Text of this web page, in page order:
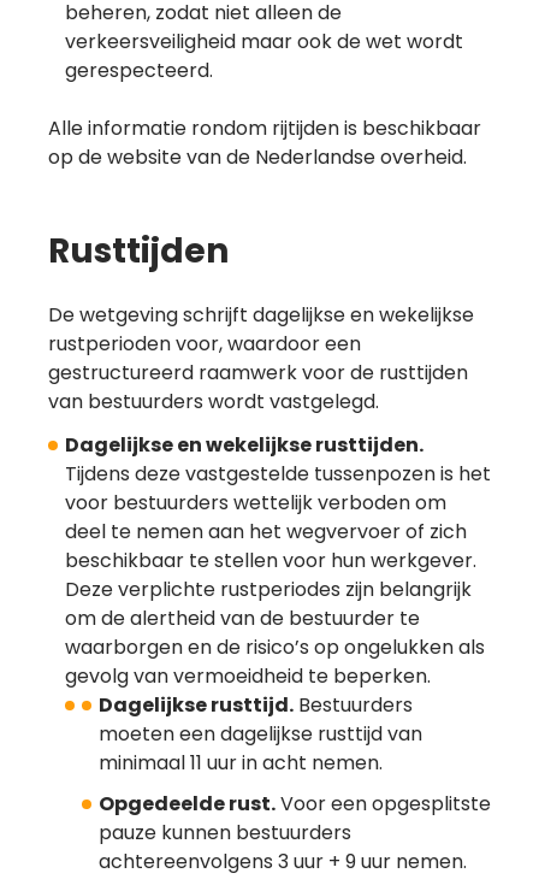
beheren, zodat niet alleen de
verkeersveiligheid maar ook de wet wordt
gerespecteerd.
Alle informatie rondom rijtijden is beschikbaar
op de website van de Nederlandse overheid.
Rusttijden
De wetgeving schrijft dagelijkse en wekelijkse
rustperioden voor, waardoor een
gestructureerd raamwerk voor de rusttijden
van bestuurders wordt vastgelegd.
Dagelijkse en wekelijkse rusttijden.
Tijdens deze vastgestelde tussenpozen is het
voor bestuurders wettelijk verboden om
deel te nemen aan het wegvervoer of zich
beschikbaar te stellen voor hun werkgever.
Deze verplichte rustperiodes zijn belangrijk
om de alertheid van de bestuurder te
waarborgen en de risico’s op ongelukken als
gevolg van vermoeidheid te beperken.
Dagelijkse rusttijd. Bestuurders
moeten een dagelijkse rusttijd van
minimaal 11 uur in acht nemen.
Opgedeelde rust.Voor een opgesplitste
pauze kunnen bestuurders
achtereenvolgens 3 uur + 9 uur nemen.